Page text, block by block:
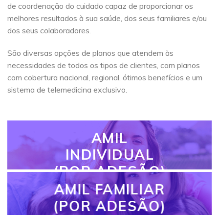
de coordenação do cuidado capaz de proporcionar os
melhores resultados à sua saúde, dos seus familiares e/ou
dos seus colaboradores.
São diversas opções de planos que atendem às
necessidades de todos os tipos de clientes, com planos
com cobertura nacional, regional, ótimos benefícios e um
sistema de telemedicina exclusivo.
AMIL
INDIVIDUAL
(POR ADESÃO)
AMIL FAMILIAR
(POR ADESÃO)